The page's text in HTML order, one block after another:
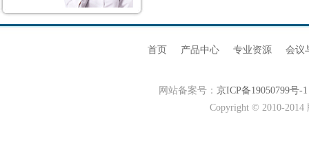
首页 产品中心 专业资源 会议
网站备案号： 京ICP备19050799号-1
Copyright © 2010-